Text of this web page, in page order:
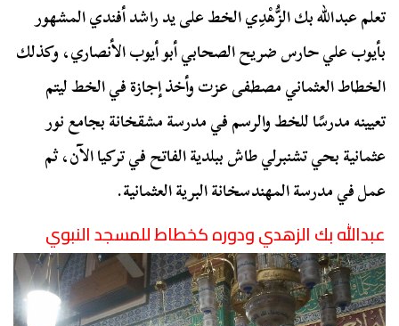
تعلم عبدالله بك الزُّهْدِي الخط على يد راشد أفندي المشهور
بأيوب علي حارس ضريح الصحابي أبو أيوب الأنصاري، وكذلك
الخطاط العثماني مصطفى عزت وأخذ إجازة في الخط ليتم
تعيينه مدرسًا للخط والرسم في مدرسة مشقخانة بجامع نور
عثمانية بحي تشنبرلي طاش ببلدية الفاتح في تركيا الآن، ثم
عمل في مدرسة المهندسخانة البرية العثمانية.
عبداللهبكالزهدي ودوره كخطاط للمسجد النبوي